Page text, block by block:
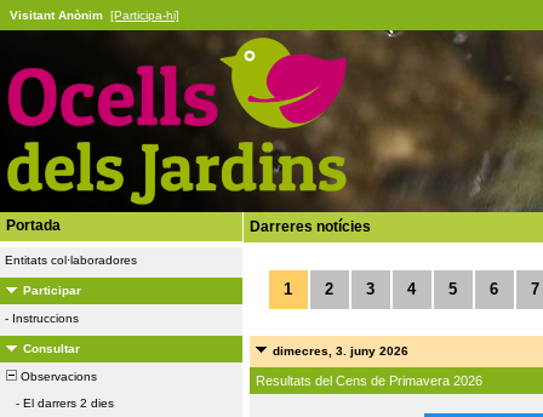
Visitant Anònim [Participa-hi]
Portada
Entitats col·laboradores
Participar
- Instruccions
Consultar
Observacions
- El darrers 2 dies
Darreres notícies
1 2 3 4 5 6 7
dimecres, 3. juny 2026
Resultats del Cens de Primavera 2026